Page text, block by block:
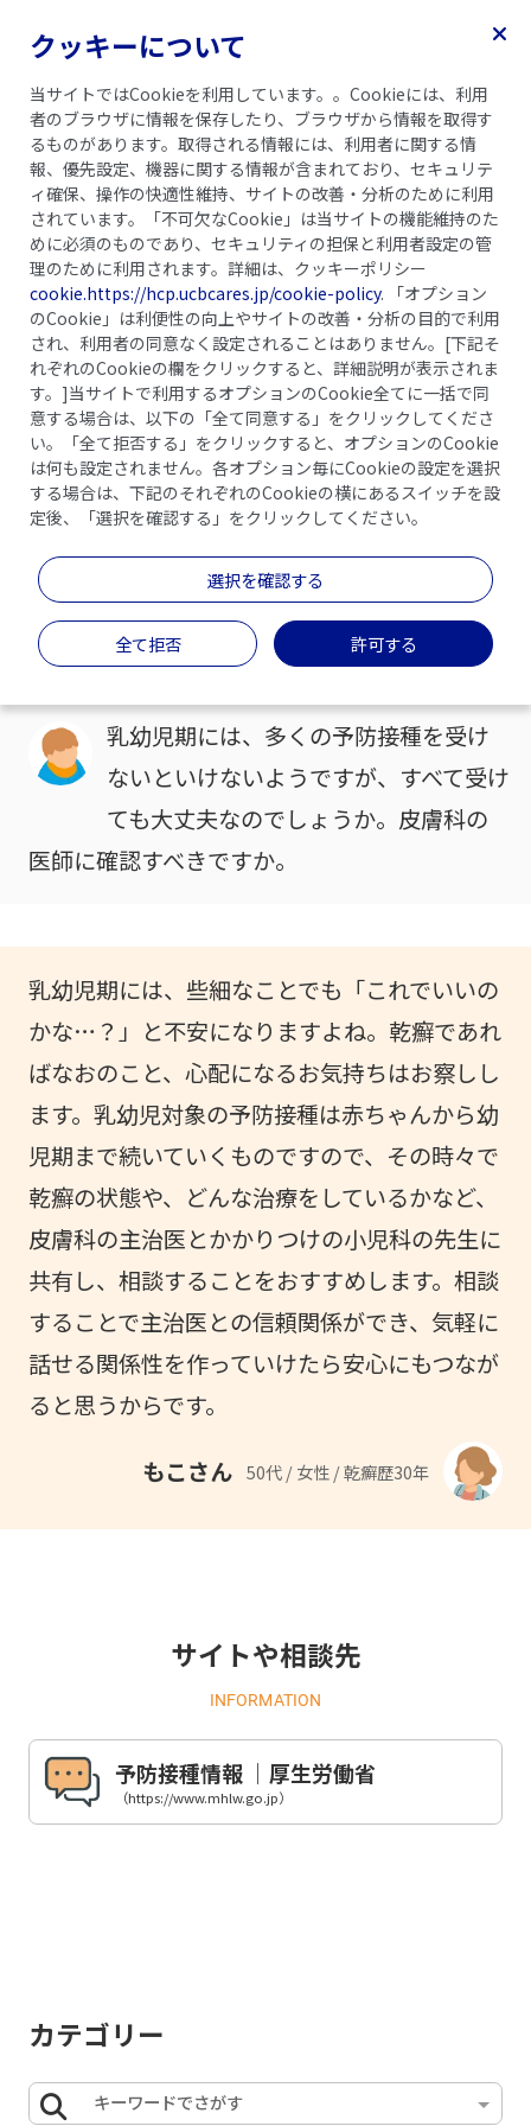
乾癬ガイドブック 記事一覧
乳幼児期
乾癬があると受けられない
予防接種はある？
＃子育て ＃予防接種
乳幼児期には、多くの予防接種を受け
ないといけないようですが、すべて受け
ても大丈夫なのでしょうか。皮膚科の
医師に確認すべきですか。
乳幼児期には、些細なことでも「これでいいの
かな…？」と不安になりますよね。乾癬であれ
ばなおのこと、心配になるお気持ちはお察しし
ます。乳幼児対象の予防接種は赤ちゃんから幼
児期まで続いていくものですので、その時々で
乾癬の状態や、どんな治療をしているかなど、
皮膚科の主治医とかかりつけの小児科の先生に
共有し、相談することをおすすめします。相談
することで主治医との信頼関係ができ、気軽に
話せる関係性を作っていけたら安心にもつなが
ると思うからです。
もこさん 50代 / 女性 / 乾癬歴30年
サイトや相談先
INFORMATION
予防接種情報 ｜厚生労働省
（https://www.mhlw.go.jp）
カテゴリー
キーワードでさがす
クッキーについて
当サイトではCookieを利用しています。。Cookieには、利用
者のブラウザに情報を保存したり、ブラウザから情報を取得す
るものがあります。取得される情報には、利用者に関する情
報、優先設定、機器に関する情報が含まれており、セキュリテ
ィ確保、操作の快適性維持、サイトの改善・分析のために利用
されています。「不可欠なCookie」は当サイトの機能維持のた
めに必須のものであり、セキュリティの担保と利用者設定の管
理のために利用されます。詳細は、クッキーポリシー
cookie.https://hcp.ucbcares.jp/cookie-policy. 「オプション
のCookie」は利便性の向上やサイトの改善・分析の目的で利用
され、利用者の同意なく設定されることはありません。[下記そ
れぞれのCookieの欄をクリックすると、詳細説明が表示されま
す。]当サイトで利用するオプションのCookie全てに一括で同
意する場合は、以下の「全て同意する」をクリックしてくださ
い。「全て拒否する」をクリックすると、オプションのCookie
は何も設定されません。各オプション毎にCookieの設定を選択
する場合は、下記のそれぞれのCookieの横にあるスイッチを設
定後、「選択を確認する」をクリックしてください。
全て拒否
選択を確認する
許可する